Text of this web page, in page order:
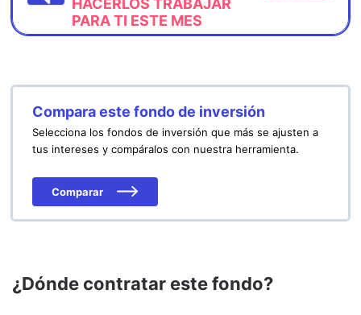
PARA TI ESTE MES
Compara este fondo de inversión
Selecciona los fondos de inversión que más se ajusten a
tus intereses y compáralos con nuestra herramienta.
Comparar
¿Dónde contratar este fondo?